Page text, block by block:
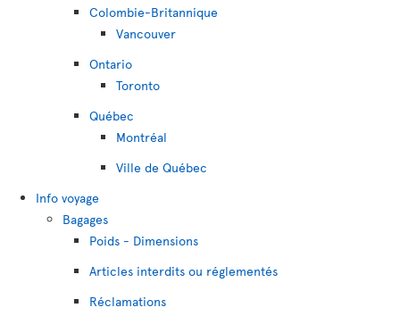
Colombie-Britannique
Vancouver
Ontario
Toronto
Québec
Montréal
Ville de Québec
Info voyage
Bagages
Poids - Dimensions
Articles interdits ou réglementés
Réclamations